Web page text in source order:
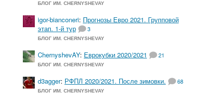
БЛОГ ИМ. CHERNYSHEVAY
igor-bianconeri: Прогнозы Евро 2021. Групповой
этап. 1-й тур
3
БЛОГ ИМ. CHERNYSHEVAY
ChernyshevAY: Еврокубки 2020/2021 21
БЛОГ ИМ. CHERNYSHEVAY
d3agger: РФПЛ 2020/2021. После зимовки. 68
БЛОГ ИМ. CHERNYSHEVAY